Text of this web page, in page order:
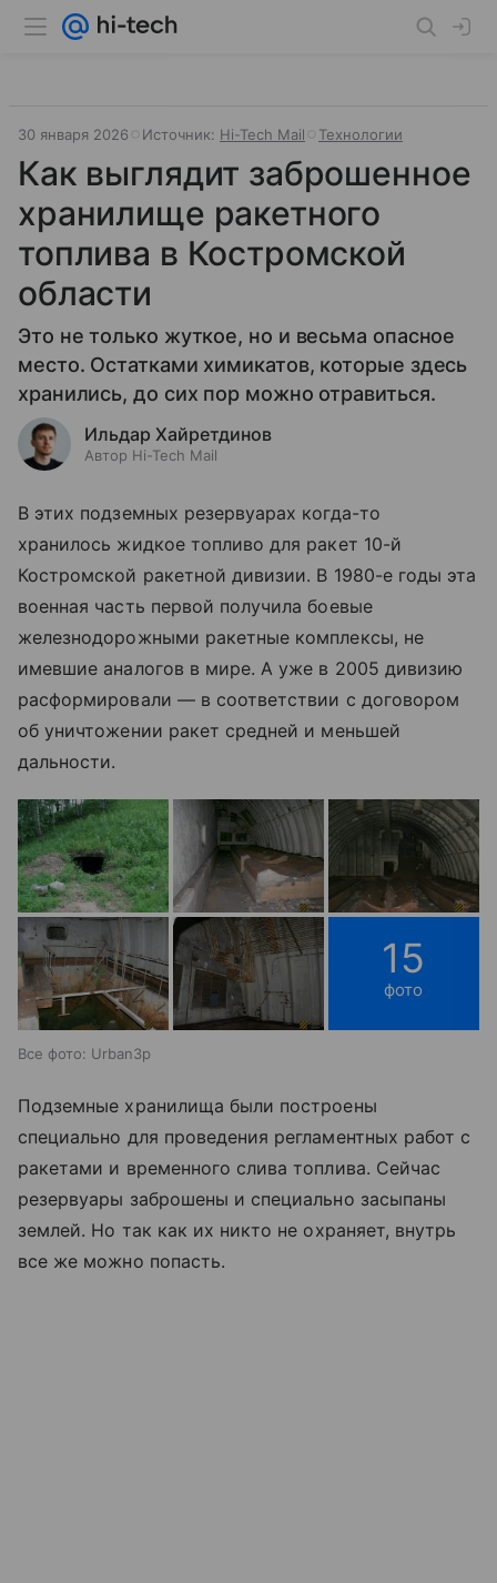
30 января 2026 Источник: Hi-Tech Mail Технологии
Как выглядит заброшенное
хранилище ракетного
топлива в Костромской
области
Это не только жуткое, но и весьма опасное
место. Остатками химикатов, которые здесь
хранились, до сих пор можно отравиться.
Ильдар Хайретдинов
Автор Hi-Tech Mail
В этих подземных резервуарах когда-то
хранилось жидкое топливо для ракет 10-й
Костромской ракетной дивизии. В 1980-е годы эта
военная часть первой получила боевые
железнодорожными ракетные комплексы, не
имевшие аналогов в мире. А уже в 2005 дивизию
расформировали — в соответствии с договором
об уничтожении ракет средней и меньшей
дальности.
15
фото
Все фото: Urban3p
Подземные хранилища были построены
специально для проведения регламентных работ с
ракетами и временного слива топлива. Сейчас
резервуары заброшены и специально засыпаны
землей. Но так как их никто не охраняет, внутрь
все же можно попасть.